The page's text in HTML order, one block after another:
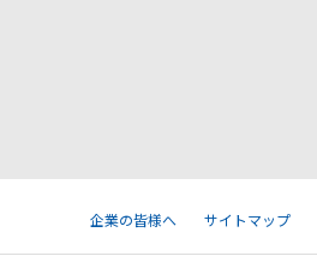
企業の皆様へ サイトマップ